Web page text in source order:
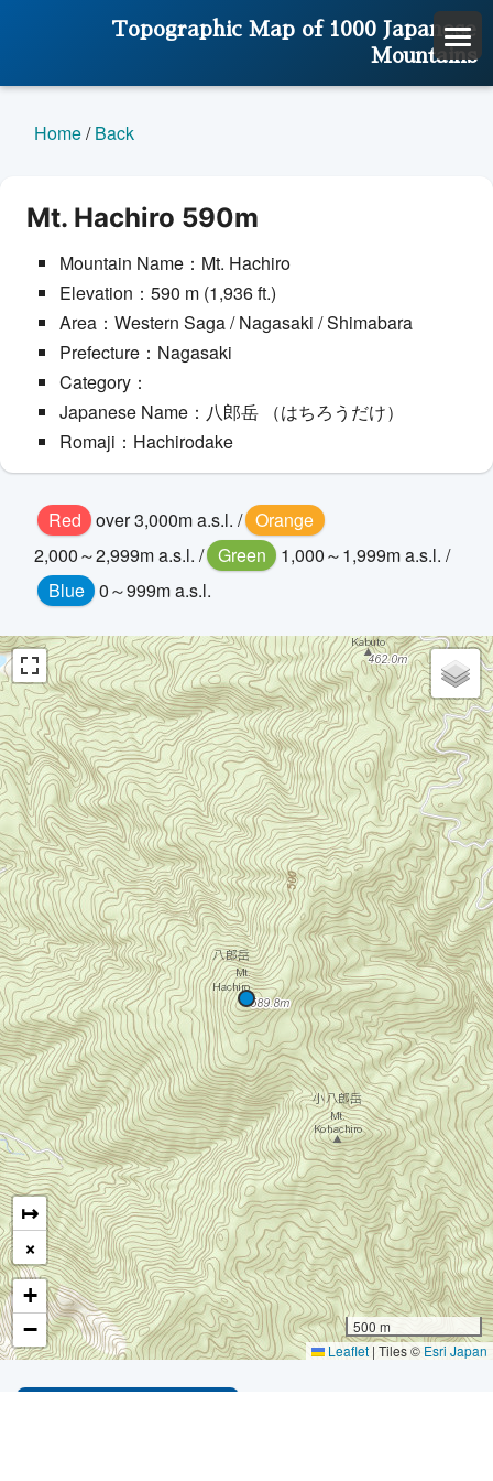
Topographic Map of 1000 Japanese
Mountains
Home/Back
Mt. Hachiro 590m
Mountain Name：Mt. Hachiro
Elevation：590 m (1,936 ft.)
Area：Western Saga / Nagasaki / Shimabara
Prefecture：Nagasaki
Category：
Japanese Name：八郎岳 （はちろうだけ）
Romaji：Hachirodake
Red over 3,000m a.s.l. / Orange
2,000～2,999m a.s.l. / Green
1,000～1,999m a.s.l. /
Blue 0～999m a.s.l.
↦
×
+
−
500 m
Leaflet | Tiles © Esri Japan